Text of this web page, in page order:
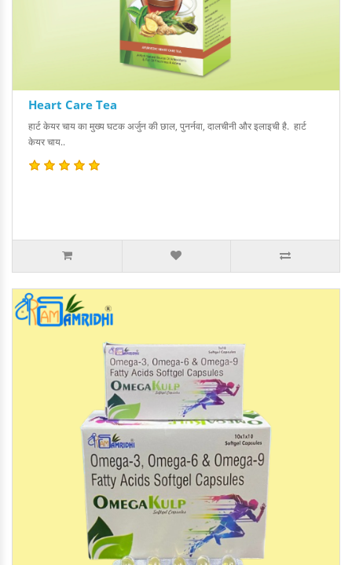
Heart Care Tea
हार्ट केयर चाय का मुख्य घटक अर्जुन की छाल, पुनर्नवा, दालचीनी और इलाइची है. हार्ट
केयर चाय..